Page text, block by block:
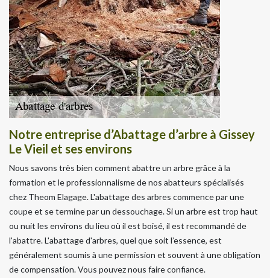
Notre entreprise d’Abattage d’arbre à Gissey
Le Vieil et ses environs
Nous savons très bien comment abattre un arbre grâce à la
formation et le professionnalisme de nos abatteurs spécialisés
chez Theom Elagage. L'abattage des arbres commence par une
coupe et se termine par un dessouchage. Si un arbre est trop haut
ou nuit les environs du lieu où il est boisé, il est recommandé de
l'abattre. L'abattage d'arbres, quel que soit l’essence, est
généralement soumis à une permission et souvent à une obligation
de compensation. Vous pouvez nous faire confiance.